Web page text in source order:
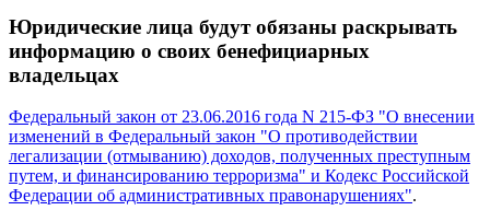
Юридические лица будут обязаны раскрывать
информацию о своих бенефициарных
владельцах
Федеральный закон от 23.06.2016 года N 215-ФЗ "О внесении
изменений в Федеральный закон "О противодействии
легализации (отмыванию) доходов, полученных преступным
путем, и финансированию терроризма" и Кодекс Российской
Федерации об административных правонарушениях".